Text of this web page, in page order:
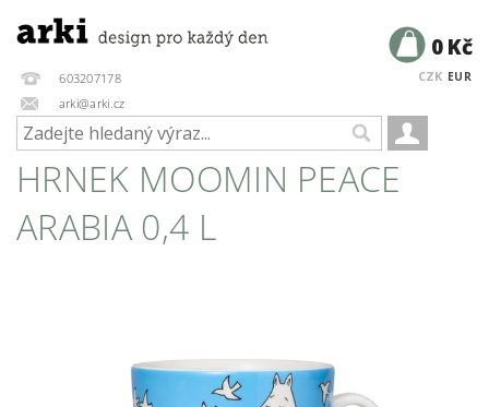
603207178
arki@arki.cz
CZK EUR
0 Kč
HRNEK MOOMIN PEACE
ARABIA 0,4 L